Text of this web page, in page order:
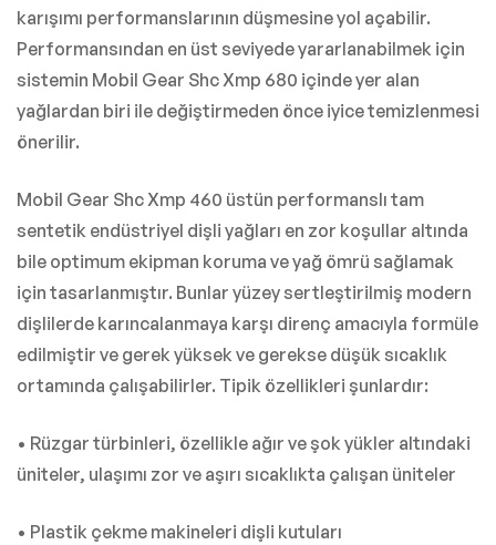
karışımı performanslarının düşmesine yol açabilir.
Performansından en üst seviyede yararlanabilmek için
sistemin Mobil Gear Shc Xmp 680 içinde yer alan
yağlardan biri ile değiştirmeden önce iyice temizlenmesi
önerilir.
Mobil Gear Shc Xmp 460 üstün performanslı tam
sentetik endüstriyel dişli yağları en zor koşullar altında
bile optimum ekipman koruma ve yağ ömrü sağlamak
için tasarlanmıştır. Bunlar yüzey sertleştirilmiş modern
dişlilerde karıncalanmaya karşı direnç amacıyla formüle
edilmiştir ve gerek yüksek ve gerekse düşük sıcaklık
ortamında çalışabilirler. Tipik özellikleri şunlardır:
• Rüzgar türbinleri, özellikle ağır ve şok yükler altındaki
üniteler, ulaşımı zor ve aşırı sıcaklıkta çalışan üniteler
• Plastik çekme makineleri dişli kutuları